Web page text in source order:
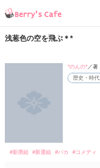
浅葱色の空を飛ぶ＊*
歴史・時代
*のんの*／著
#新撰組 #新選組 #バカ #コメディ